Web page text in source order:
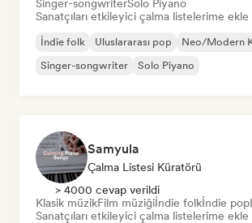
Singer-songwriterSolo Piyano
Sanatçıları etkileyici çalma listelerime ekle
İndie folk Uluslararası pop
Neo/Modern
Singer-songwriter
Solo Piyano
Samyula
Çalma Listesi Küratörü
> 4000 cevap verildi
Klasik müzikFilm müziğiİndie folkİndie pop
Sanatçıları etkileyici çalma listelerime ekle